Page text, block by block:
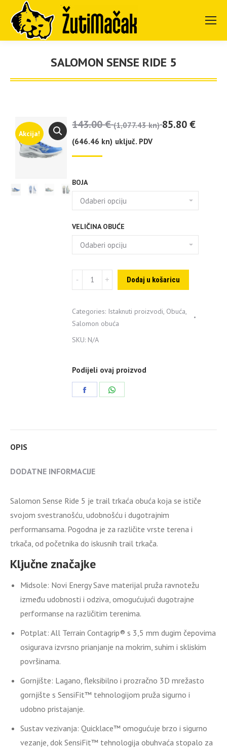
SALOMON SENSE RIDE 5
You are here:
Akcija!
143.00€ (1,077.43 kn) 85.80€
(646.46 kn) uključ. PDV
BOJA
VELIČINA OBUĆE
Salomon
Sense
5
Dodaj u košaricu
Categories: Istaknuti proizvodi, Obuća,
Salomon obuća
SKU: N/A
Podijeli ovaj proizvod
OPIS
DODATNE INFORMACIJE
Salomon Sense Ride 5 je trail trkaća obuća koja se ističe
svojom svestranošću, udobnošću i dugotrajnim
performansama. Pogodna je za različite vrste terena i
trkača, od početnika do iskusnih trail trkača.
Ključne značajke
Midsole: Novi Energy Save materijal pruža ravnotežu
između udobnosti i odziva, omogućujući dugotrajne
performanse na različitim terenima.
Potplat: All Terrain Contagrip® s 3,5 mm dugim čepovima
osigurava izvrsno prianjanje na mokrim, suhim i skliskim
površinama.
Gornjište: Lagano, fleksibilno i prozračno 3D mrežasto
gornjište s SensiFit™ tehnologijom pruža sigurno i
udobno pristajanje.
Sustav vezivanja: Quicklace™ omogućuje brzo i sigurno
vezanje, dok SensiFit™ tehnologija obuhvaća stopalo za